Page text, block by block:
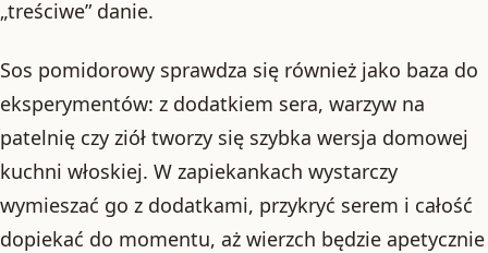
„treściwe” danie.
Sos pomidorowy sprawdza się również jako baza do
eksperymentów: z dodatkiem sera, warzyw na
patelnię czy ziół tworzy się szybka wersja domowej
kuchni włoskiej. W zapiekankach wystarczy
wymieszać go z dodatkami, przykryć serem i całość
dopiekać do momentu, aż wierzch będzie apetycznie